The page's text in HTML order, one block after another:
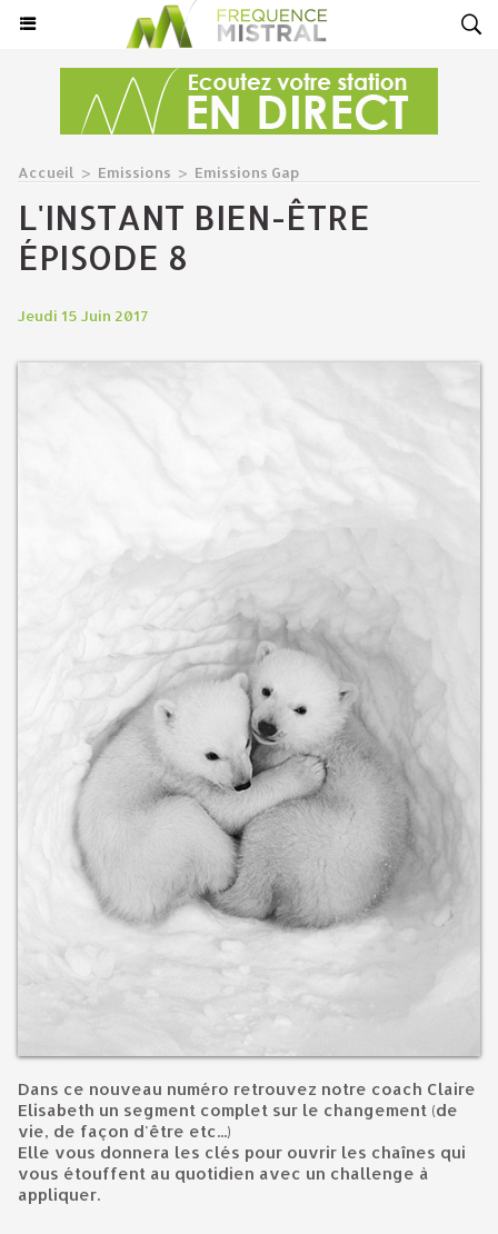
Accueil > Emissions > Emissions Gap
L'INSTANT BIEN-ÊTRE
ÉPISODE 8
Jeudi 15 Juin 2017
Dans ce nouveau numéro retrouvez notre coach Claire
Elisabeth un segment complet sur le changement (de
vie, de façon d'être etc...)
Elle vous donnera les clés pour ouvrir les chaînes qui
vous étouffent au quotidien avec un challenge à
appliquer.